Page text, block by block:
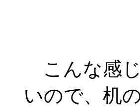
こんな感
いので、机